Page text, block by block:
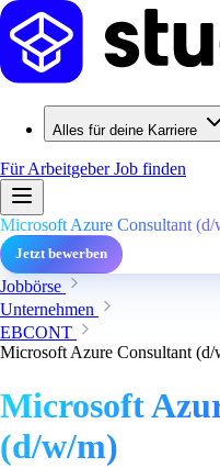
Alles für deine Karriere
Für ArbeitgeberJob finden
Microsoft Azure Consultant (d/
Jetzt bewerben
Jobbörse
Unternehmen
EBCONT
Microsoft Azure Consultant (d/
Microsoft
(d/w/m)